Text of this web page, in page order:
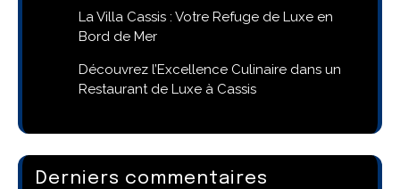
La Villa Cassis : Votre Refuge de Luxe en
Bord de Mer
Découvrez l’Excellence Culinaire dans un
Restaurant de Luxe à Cassis
Derniers commentaires